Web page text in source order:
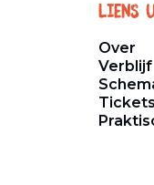
Liens
Over
Verblijf
Tickets